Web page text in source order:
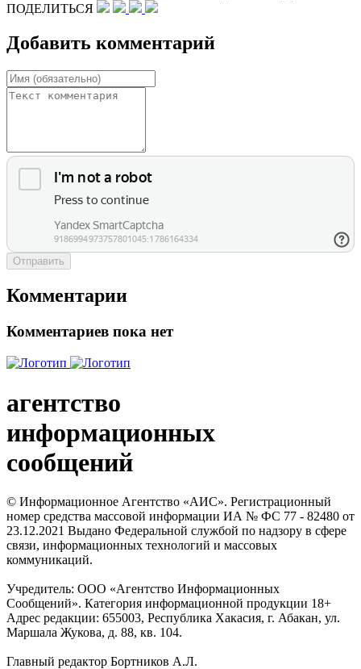
ПОДЕЛИТЬСЯ
Добавить комментарий
Отправить
Комментарии
Комментариев пока нет
агентство
информационных
сообщений
© Информационное Агентство «АИС». Регистрационный
номер средства массовой информации ИА № ФС 77 - 82480 от
23.12.2021 Выдано Федеральной службой по надзору в сфере
связи, информационных технологий и массовых
коммуникаций.
Учредитель: ООО «Агентство Информационных
Сообщений». Категория информационной продукции 18+
Адрес редакции: 655003, Республика Хакасия, г. Абакан, ул.
Маршала Жукова, д. 88, кв. 104.
Главный редактор Бортников А.Л.